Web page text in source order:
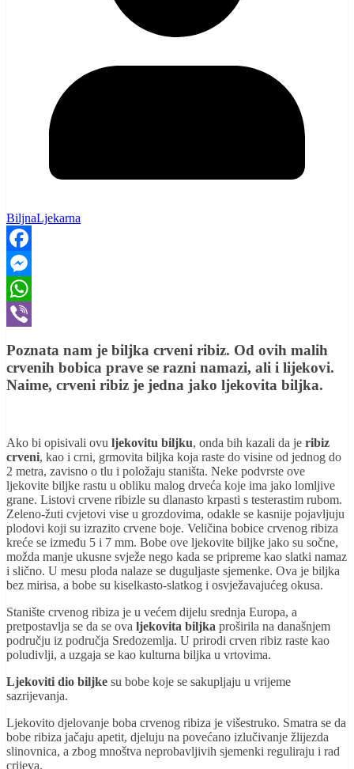
BiljnaLjekarna
Facebook
Messenger
WhatsApp
Poznata nam je biljka crveni ribiz. Od ovih malih
crvenih bobica prave se razni namazi, ali i lijekovi.
Naime, crveni ribiz je jedna jako ljekovita biljka.
Ako bi opisivali ovu ljekovitu biljku, onda bih kazali da je ribiz
crveni, kao i crni, grmovita biljka koja raste do visine od jednog do
2 metra, zavisno o tlu i položaju staništa. Neke podvrste ove
ljekovite biljke rastu u obliku malog drveća koje ima jako lomljive
grane. Listovi crvene ribizle su dlanasto krpasti s testerastim rubom.
Zeleno-žuti cvjetovi vise u grozdovima, odakle se kasnije pojavljuju
plodovi koji su izrazito crvene boje. Veličina bobice crvenog ribiza
kreće se između 5 i 7 mm. Bobe ove ljekovite biljke jako su sočne,
možda manje ukusne svježe nego kada se pripreme kao slatki namaz
i slično. U mesu ploda nalaze se duguljaste sjemenke. Ova je biljka
bez mirisa, a bobe su kiselkasto-slatkog i osvježavajućeg okusa.
Stanište crvenog ribiza je u većem dijelu srednja Europa, a
pretpostavlja se da se ova ljekovita biljka proširila na današnjem
području iz područja Sredozemlja. U prirodi crven ribiz raste kao
poludivlji, a uzgaja se kao kulturna biljka u vrtovima.
Ljekoviti dio biljke su bobe koje se sakupljaju u vrijeme
sazrijevanja.
Ljekovito djelovanje boba crvenog ribiza je višestruko. Smatra se da
bobe ribiza jačaju apetit, djeluju na povećano izlučivanje žlijezda
slinovnica, a zbog mnoštva neprobavljivih sjemenki reguliraju i rad
crijeva.